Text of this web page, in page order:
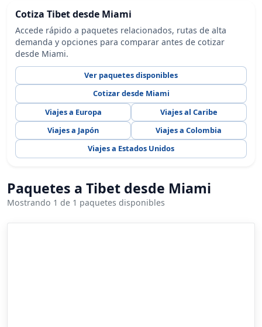
Cotiza Tibet desde Miami
Accede rápido a paquetes relacionados, rutas de alta
demanda y opciones para comparar antes de cotizar
desde Miami.
Ver paquetes disponibles
Cotizar desde Miami
Viajes a Europa
Viajes al Caribe
Viajes a Japón
Viajes a Colombia
Viajes a Estados Unidos
Paquetes a Tibet desde Miami
Mostrando 1 de 1 paquetes disponibles